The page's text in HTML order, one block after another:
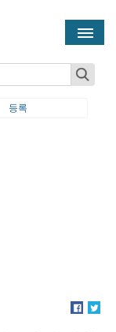
등록